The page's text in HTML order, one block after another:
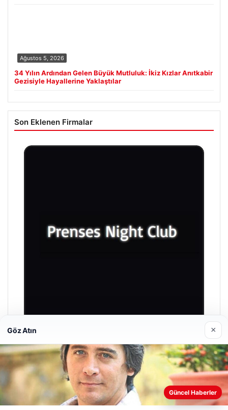
Ağustos 5, 2026
34 Yılın Ardından Gelen Büyük Mutluluk: İkiz Kızlar Anıtkabir
Gezisiyle Hayallerine Yaklaştılar
Son Eklenen Firmalar
Prenses Night Club
Nisan 29, 2026
Web sitemizi nasıl kullandığınızı daha iyi anlayabilmek,
Göz Atın ×
Güncel Haberler